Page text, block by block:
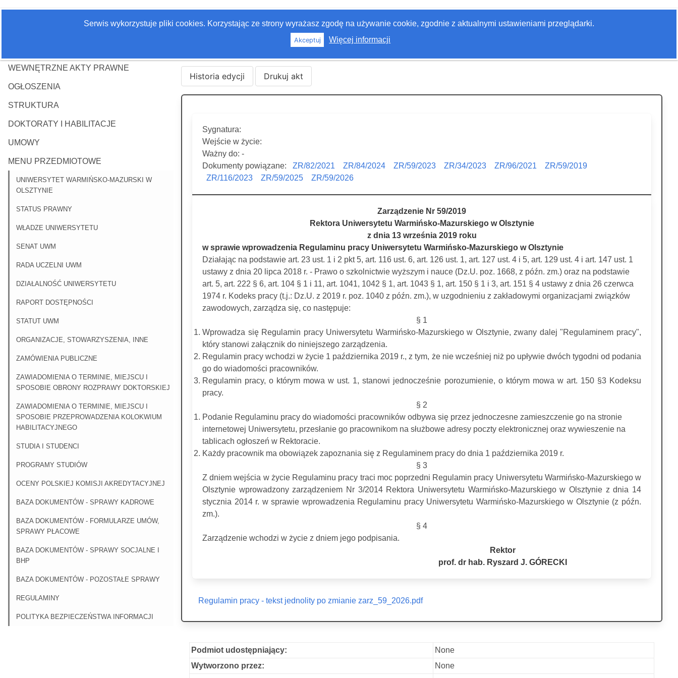
Serwis wykorzystuje pliki cookies. Korzystając ze strony wyrażasz zgodę na używanie cookie, zgodnie z aktualnymi ustawieniami przeglądarki.
Akceptuj Więcej informacji
WEWNĘTRZNE AKTY PRAWNE
OGŁOSZENIA
STRUKTURA
DOKTORATY I HABILITACJE
UMOWY
MENU PRZEDMIOTOWE
UNIWERSYTET WARMIŃSKO-MAZURSKI W
OLSZTYNIE
STATUS PRAWNY
WŁADZE UNIWERSYTETU
SENAT UWM
RADA UCZELNI UWM
DZIAŁALNOŚĆ UNIWERSYTETU
RAPORT DOSTĘPNOŚCI
STATUT UWM
ORGANIZACJE, STOWARZYSZENIA, INNE
ZAMÓWIENIA PUBLICZNE
ZAWIADOMIENIA O TERMINIE, MIEJSCU I
SPOSOBIE OBRONY ROZPRAWY DOKTORSKIEJ
ZAWIADOMIENIA O TERMINIE, MIEJSCU I
SPOSOBIE PRZEPROWADZENIA KOLOKWIUM
HABILITACYJNEGO
STUDIA I STUDENCI
PROGRAMY STUDIÓW
OCENY POLSKIEJ KOMISJI AKREDYTACYJNEJ
BAZA DOKUMENTÓW - SPRAWY KADROWE
BAZA DOKUMENTÓW - FORMULARZE UMÓW,
SPRAWY PŁACOWE
BAZA DOKUMENTÓW - SPRAWY SOCJALNE I
BHP
BAZA DOKUMENTÓW - POZOSTAŁE SPRAWY
REGULAMINY
POLITYKA BEZPIECZEŃSTWA INFORMACJI
Historia edycji Drukuj akt
Sygnatura:
Wejście w życie:
Ważny do: -
Dokumenty powiązane:
ZR/82/2021 ZR/84/2024 ZR/59/2023 ZR/34/2023 ZR/96/2021
ZR/59/2019
ZR/116/2023
ZR/59/2025 ZR/59/2026
Zarządzenie Nr 59/2019
Rektora Uniwersytetu Warmińsko-Mazurskiego w Olsztynie
z dnia 13 września 2019 roku
w sprawie wprowadzenia Regulaminu pracy Uniwersytetu Warmińsko-Mazurskiego w Olsztynie
Działając na podstawie art. 23 ust. 1 i 2 pkt 5, art. 116 ust. 6, art. 126 ust. 1, art. 127 ust. 4 i 5, art. 129 ust. 4 i art. 147 ust. 1
ustawy z dnia 20 lipca 2018 r. - Prawo o szkolnictwie wyższym i nauce (Dz.U. poz. 1668, z późn. zm.) oraz na podstawie
art. 5, art. 222 § 6, art. 104 § 1 i 11, art. 1041, 1042 § 1, art. 1043 § 1, art. 150 § 1 i 3, art. 151 § 4 ustawy z dnia 26 czerwca
1974 r. Kodeks pracy (t.j.: Dz.U. z 2019 r. poz. 1040 z późn. zm.), w uzgodnieniu z zakładowymi organizacjami związków
zawodowych, zarządza się, co następuje:
§ 1
Wprowadza się Regulamin pracy Uniwersytetu Warmińsko-Mazurskiego w Olsztynie, zwany dalej "Regulaminem pracy",
który stanowi załącznik do niniejszego zarządzenia.
Regulamin pracy wchodzi w życie 1 października 2019 r., z tym, że nie wcześniej niż po upływie dwóch tygodni od podania
go do wiadomości pracowników.
Regulamin pracy, o którym mowa w ust. 1, stanowi jednocześnie porozumienie, o którym mowa w art. 150 §3 Kodeksu
pracy.
§ 2
Podanie Regulaminu pracy do wiadomości pracowników odbywa się przez jednoczesne zamieszczenie go na stronie
internetowej Uniwersytetu, przesłanie go pracownikom na służbowe adresy poczty elektronicznej oraz wywieszenie na
tablicach ogłoszeń w Rektoracie.
Każdy pracownik ma obowiązek zapoznania się z Regulaminem pracy do dnia 1 października 2019 r.
§ 3
Z dniem wejścia w życie Regulaminu pracy traci moc poprzedni Regulamin pracy Uniwersytetu Warmińsko-Mazurskiego w
Olsztynie wprowadzony zarządzeniem Nr 3/2014 Rektora Uniwersytetu Warmińsko-Mazurskiego w Olsztynie z dnia 14
stycznia 2014 r. w sprawie wprowadzenia Regulaminu pracy Uniwersytetu Warmińsko-Mazurskiego w Olsztynie (z późn.
zm.).
§ 4
Zarządzenie wchodzi w życie z dniem jego podpisania.
Rektor
prof. dr hab. Ryszard J. GÓRECKI
Regulamin pracy - tekst jednolity po zmianie zarz_59_2026.pdf
Podmiot udostępniający:
None
Wytworzono przez:
None